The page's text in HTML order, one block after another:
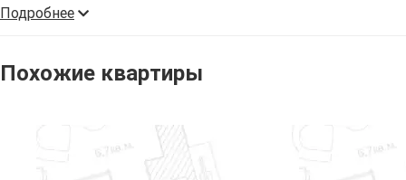
Подробнее
Похожие квартиры